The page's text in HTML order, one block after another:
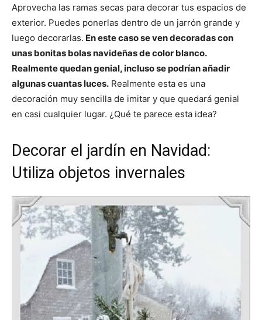
Aprovecha las ramas secas para decorar tus espacios de
exterior. Puedes ponerlas dentro de un jarrón grande y
luego decorarlas. En este caso se ven decoradas con
unas bonitas bolas navideñas de color blanco.
Realmente quedan genial, incluso se podrían añadir
algunas cuantas luces. Realmente esta es una
decoración muy sencilla de imitar y que quedará genial
en casi cualquier lugar. ¿Qué te parece esta idea?
Decorar el jardín en Navidad:
Utiliza objetos invernales